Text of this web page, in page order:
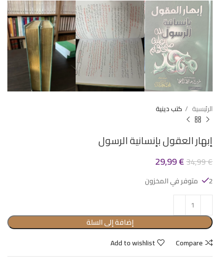
الرئيسية كتب دينية
إبهار العقول بإنسانية الرسول
34,99€
29,99€
2 متوفر في المخزون
إضافة إلى السلة
Compare
Add to wishlist